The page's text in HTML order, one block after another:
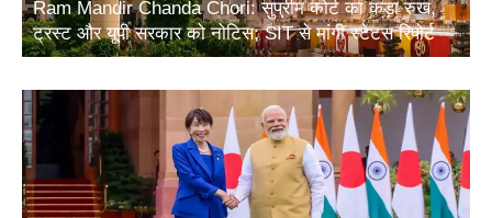
Ram Mandir Chanda Chori: सुप्रीम कोर्ट का कड़ा रुख,
ट्रस्ट और यूपी सरकार को नोटिस; SIT से मांगी स्टेटस रिपोर्ट